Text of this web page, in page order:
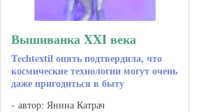
Вышиванка XXI века
Techtextil опять подтвердила, что
космические технологии могут очень
даже пригодиться в быту
автор: Янина Катрач